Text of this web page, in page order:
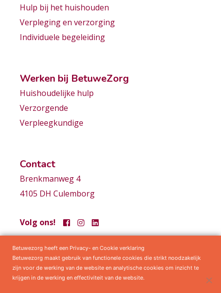
Hulp bij het huishouden
Verpleging en verzorging
Individuele begeleiding
Werken bij BetuweZorg
Huishoudelijke hulp
Verzorgende
Verpleegkundige
Contact
Brenkmanweg 4
4105 DH Culemborg
Volg ons!
Samenwerkingen Privacy statement Algemene voorwaarden
Betuwezorg heeft een Privacy- en Cookie verklaring
Betuwezorg maakt gebruik van functionele cookies die strikt noodzakelijk
zijn voor de werking van de website en analytische cookies om inzicht te
krijgen in de werking en effectiviteit van de website.